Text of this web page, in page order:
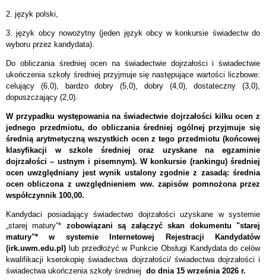
2. język polski,
3. język obcy nowożytny (jeden język obcy w konkursie świadectw do
wyboru przez kandydata).
Do obliczania średniej ocen na świadectwie dojrzałości i świadectwie
ukończenia szkoły średniej przyjmuje się następujące wartości liczbowe:
celujący (6,0), bardzo dobry (5,0), dobry (4,0), dostateczny (3,0),
dopuszczający (2,0).
W przypadku występowania na świadectwie dojrzałości kilku ocen z
jednego przedmiotu, do obliczania średniej ogólnej przyjmuje się
średnią arytmetyczną wszystkich ocen z tego przedmiotu (końcowej
klasyfikacji w szkole średniej oraz uzyskane na egzaminie
dojrzałości – ustnym i pisemnym). W konkursie (rankingu) średniej
ocen uwzględniany jest wynik ustalony zgodnie z zasadą: średnia
ocen obliczona z uwzględnieniem ww. zapisów pomnożona przez
współczynnik 100,00.
Kandydaci posiadający świadectwo dojrzałości uzyskane w systemie
„starej matury”* zobowiązani są załączyć skan dokumentu "starej
matury"* w systemie Internetowej Rejestracji Kandydatów
(irk.uwm.edu.pl) lub przedłożyć w Punkcie Obsługi Kandydata do celów
kwalifikacji kserokopię świadectwa dojrzałości/ świadectwa dojrzałości i
świadectwa ukończenia szkoły średniej do dnia 15 września 2026 r.